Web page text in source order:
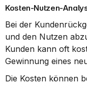
Kosten-Nutzen-
Bei der
und den Nutzen
Kunden kann oft
Gewinnung eines
Die Kosten können